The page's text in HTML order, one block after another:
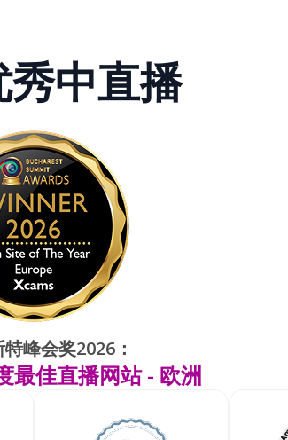
秀中直播
峰会奖2026：
最佳直播网站 - 欧洲